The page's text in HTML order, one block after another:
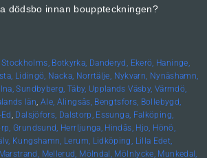
dödsbo innan bouppteckningen?
Stockholms, Botkyrka, Danderyd, Ekerö, Haninge,
Lidingö, Nacka, Norrtälje, Nykvarn, Nynäshamn,
Sundbyberg, Täby, Upplands Väsby, Värmdö,
län Ale, Alingsås, Bengtsfors, Bollebygd,
Dalsjöfors, Dalstorp, Essunga, Falköping,
Grundsund, Herrljunga, Hindås, Hjo, Hönö,
Kungshamn, Lerum, Lidköping,
Lilla Edet,
Marstrand, Mellerud, Mölndal, Mölnlycke, Munkedal,